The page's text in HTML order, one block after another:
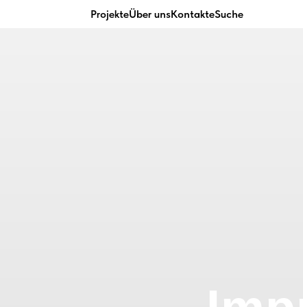
ProjekteÜber unsKontakteSuche